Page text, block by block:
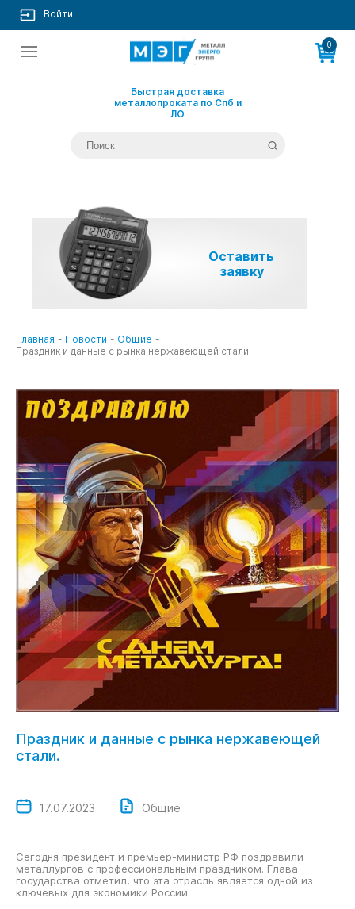
Войти
Быстрая доставка
металлопроката по Спб и
ЛО
Оставить
заявку
0
Главная - Новости - Общие -
Праздник и данные с рынка нержавеющей стали.
Праздник и данные с рынка нержавеющей
стали.
17.07.2023 Общие
Сегодня президент и премьер-министр РФ поздравили
металлургов с профессиональным праздником. Глава
государства отметил, что эта отрасль является одной из
ключевых для экономики России.